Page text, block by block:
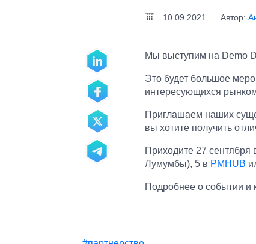
10.09.2021 Автор:
Мы выступим на Demo
Это будет большое
интересующихся
Приглашаем наших
вы хотите получить
Приходите 27
Лумумбы), 5 в PMHUB
Подробнее о событии и